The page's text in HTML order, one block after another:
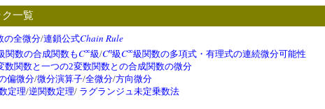
一覧
の全微分/連鎖公式Chain Rule
関数の合成関数も C∞級/Cn級 C∞級関数の多項式・有理式の連続微分可能性
数関数と一つの2変数関数との合成関数の微分
偏微分/微分演算子/全微分/方向微分
定理/逆関数定理/ ラグランジュ未定乗数法